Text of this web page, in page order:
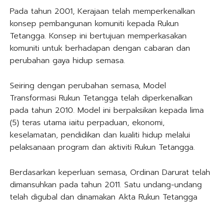
Pada tahun 2001, Kerajaan telah memperkenalkan
konsep pembangunan komuniti kepada Rukun
Tetangga. Konsep ini bertujuan memperkasakan
komuniti untuk berhadapan dengan cabaran dan
perubahan gaya hidup semasa.
Seiring dengan perubahan semasa, Model
Transformasi Rukun Tetangga telah diperkenalkan
pada tahun 2010. Model ini berpaksikan kepada lima
(5) teras utama iaitu perpaduan, ekonomi,
keselamatan, pendidikan dan kualiti hidup melalui
pelaksanaan program dan aktiviti Rukun Tetangga.
Berdasarkan keperluan semasa, Ordinan Darurat telah
dimansuhkan pada tahun 2011. Satu undang-undang
telah digubal dan dinamakan Akta Rukun Tetangga